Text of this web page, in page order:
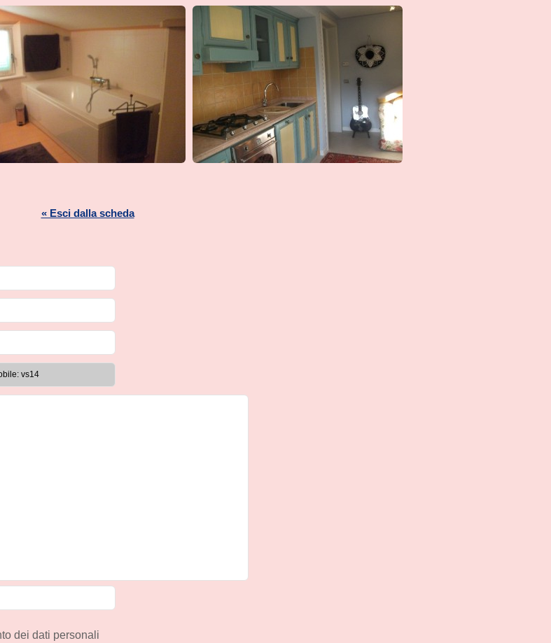
« Esci dalla scheda
dei dati personali